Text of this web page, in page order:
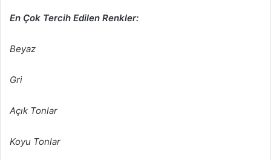
En Çok Tercih Edilen Renkler:
Beyaz
Gri
Açık Tonlar
Koyu Tonlar